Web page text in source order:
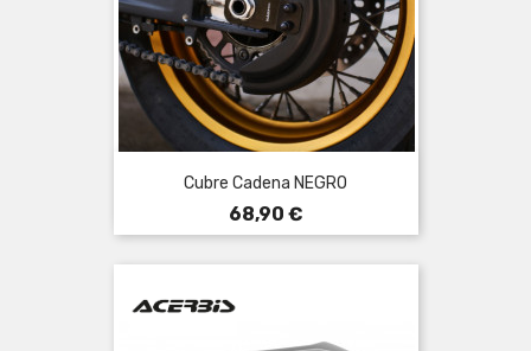
Cubre Cadena NEGRO
Precio
68,90 €